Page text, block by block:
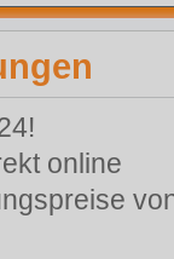
online